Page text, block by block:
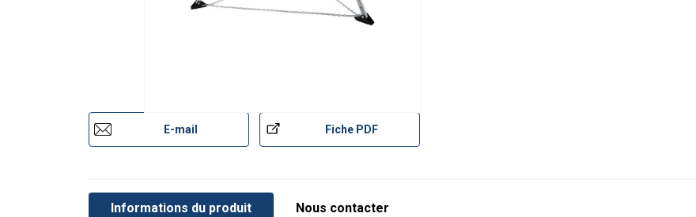
E-mail Fiche PDF
Informations du produit Nous contacter